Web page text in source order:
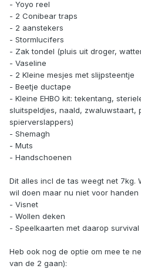
- Yoyo reel
- 2 Conibear traps
- 2 aanstekers
- Stormlucifers
- Zak tondel (pluis uit droger,
- Vaseline
- 2 Kleine mesjes met slijpsteentje
- Beetje ductape
- Kleine EHBO kit: tekentang,
sluitspeldjes, naald, zwaluwstaart,
spierverslappers)
- Shemagh
- Muts
- Handschoenen
Dit alles incl de tas weegt net 7kg.
wil doen maar nu niet voor handen
- Visnet
- Wollen deken
- Speelkaarten met daarop survival
Heb ook nog de optie om mee te
van de 2 gaan):